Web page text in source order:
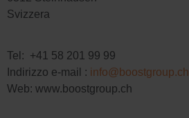
Svizzera
Tel: +41 58 201 99 99
Indirizzo e-mail : info@boostgroup.ch
Web: www.boostgroup.ch